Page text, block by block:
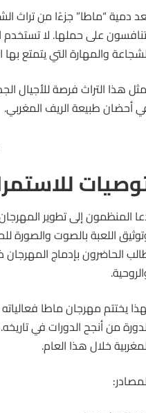
دمية “ماطا” جزءًا من تراث
على حملها. لا
والمهارة التي يتمتع بها
هذا التراث فرصة للأجيال
أحضان طبيعة الريف المغربي.
المنظمون إلى تطوير
اللعبة بالصوت والصورة
الحاضرون بإدماج المهرجان
يختتم مهرجان ماطا
من أنجح الدورات في
خلال هذا العام.